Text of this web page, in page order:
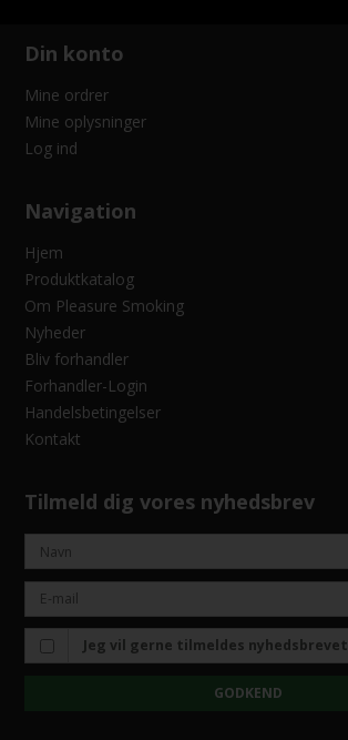
Din konto
Mine ordrer
Mine oplysninger
Log ind
Navigation
Hjem
Produktkatalog
Om Pleasure Smoking
Nyheder
Bliv forhandler
Forhandler-Login
Handelsbetingelser
Kontakt
Tilmeld dig vores nyhedsbrev
Jeg vil gerne tilmeldes nyhedsbrevet
GODKEND